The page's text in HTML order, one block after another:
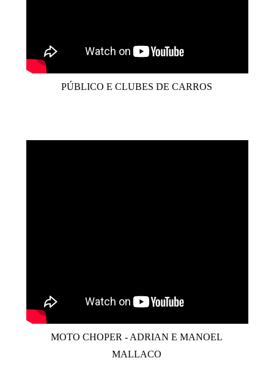
PÚBLICO E CLUBES DE CARROS
MOTO CHOPER - ADRIAN E MANOEL
MALLACO